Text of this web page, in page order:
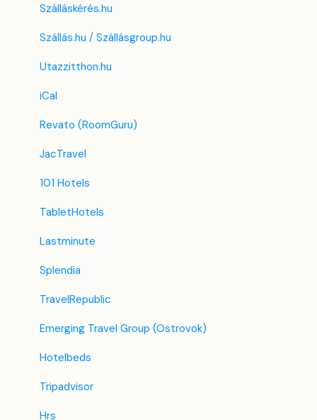
Szálláskérés.hu
Szállás.hu / Szállásgroup.hu
Utazzitthon.hu
iCal
Revato (RoomGuru)
JacTravel
101 Hotels
TabletHotels
Lastminute
Splendia
TravelRepublic
Emerging Travel Group (Ostrovok)
Hotelbeds
Tripadvisor
Hrs